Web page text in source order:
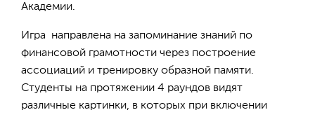
Академии.
Игра направлена на запоминание знаний по
финансовой грамотности через построение
ассоциаций и тренировку образной памяти.
Студенты на протяжении 4 раундов видят
различные картинки, в которых при включении